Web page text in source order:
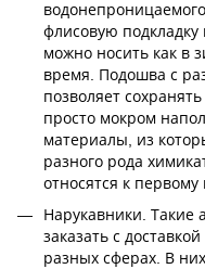
флисовую
можно носить как в
время. Подошва с
позволяет
просто мокром
материалы, из
разного рода
относятся к
Нарукавники. Такие
заказать с
разных сферах. В